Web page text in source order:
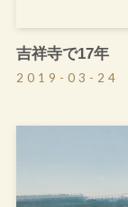
吉祥寺で17年
2019-03-24